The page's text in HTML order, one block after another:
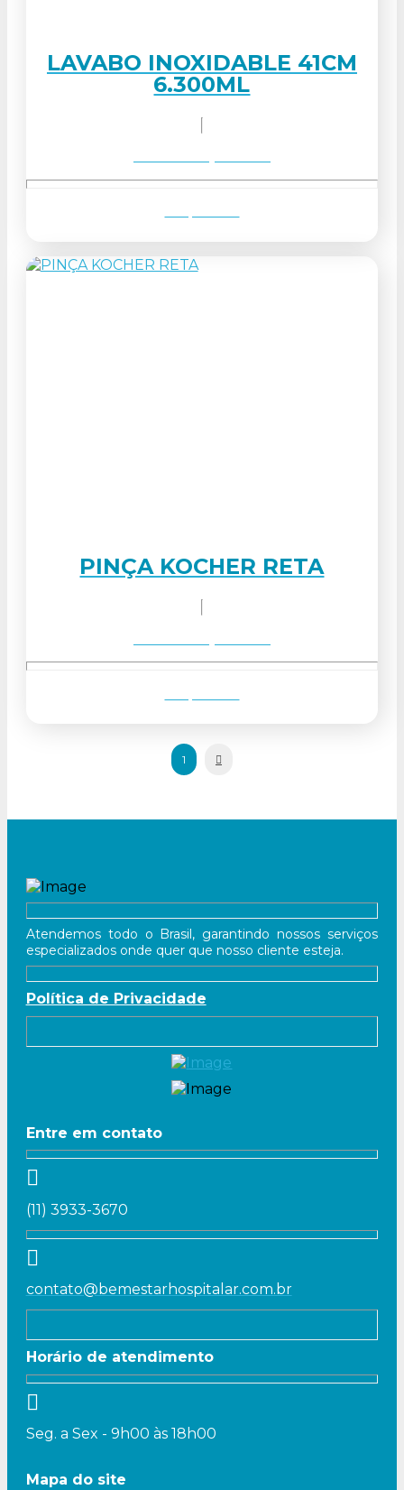
LAVABO INOXIDABLE 41CM
6.300ML
PINÇA KOCHER RETA
1 Next
Atendemos todo o Brasil, garantindo nossos serviços
especializados onde quer que nosso cliente esteja.
Política de Privacidade
Entre em contato
(11) 3933-3670
contato@bemestarhospitalar.com.br
Horário de atendimento
Seg. a Sex - 9h00 às 18h00
Mapa do site